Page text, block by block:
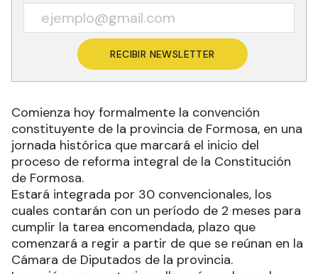
RECIBIR NEWSLETTER
Comienza hoy formalmente la convención
constituyente de la provincia de Formosa, en una
jornada histórica que marcará el inicio del
proceso de reforma integral de la Constitución
de Formosa.
Estará integrada por 30 convencionales, los
cuales contarán con un período de 2 meses para
cumplir la tarea encomendada, plazo que
comenzará a regir a partir de que se reúnan en la
Cámara de Diputados de la provincia.